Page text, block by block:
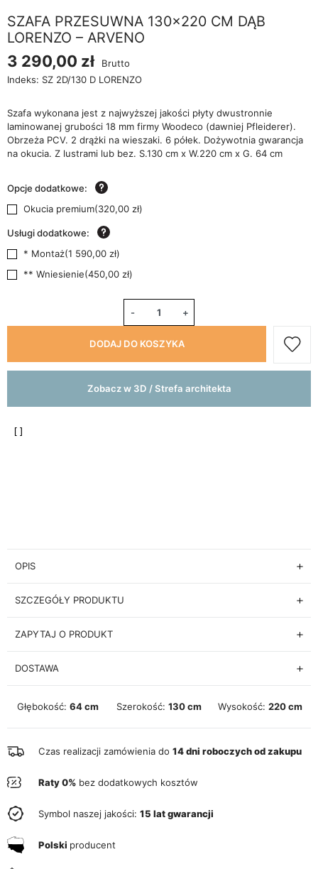
SZAFA PRZESUWNA 130×220 CM DĄB
LORENZO – ARVENO
3 290,00 zł
Brutto
Indeks: SZ 2D/130 D LORENZO
Szafa wykonana jest z najwyższej jakości płyty dwustronnie
laminowanej grubości 18 mm firmy Woodeco (dawniej Pfleiderer).
Obrzeża PCV. 2 drążki na wieszaki. 6 półek. Dożywotnia gwarancja
na okucia. Z lustrami lub bez. S.130 cm x W.220 cm x G. 64 cm
Opcje dodatkowe:
Okucia premium(320,00 zł)
Usługi dodatkowe:
* Montaż(1 590,00 zł)
** Wniesienie(450,00 zł)
- +
DODAJ DO KOSZYKA
Zobacz w 3D / Strefa architekta
OPIS
SZCZEGÓŁY PRODUKTU
ZAPYTAJ O PRODUKT
DOSTAWA
Głębokość: 64 cm Szerokość: 130 cm Wysokość:220 cm
Czas realizacji zamówienia do 14 dni roboczych od zakupu
Raty 0% bez dodatkowych kosztów
Symbol naszej jakości: 15 lat gwarancji
Polski producent